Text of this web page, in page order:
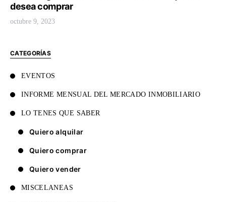
desea comprar
octubre 9, 2023
CATEGORÍAS
EVENTOS
INFORME MENSUAL DEL MERCADO INMOBILIARIO
LO TENES QUE SABER
Quiero alquilar
Quiero comprar
Quiero vender
MISCELANEAS